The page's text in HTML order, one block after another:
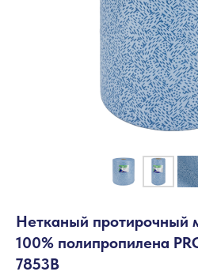
Нетканый протирочный
100% полипропилена
7853B